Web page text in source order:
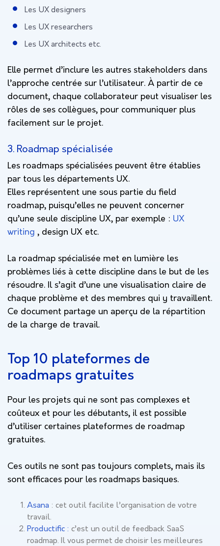
Les UX designers
Les UX researchers
Les UX architects etc.
Elle permet d’inclure les autres stakeholders dans
l’approche centrée sur l’utilisateur. À partir de ce
document, chaque collaborateur peut visualiser les
rôles de ses collègues, pour communiquer plus
facilement sur le projet.
3. Roadmap spécialisée
Les roadmaps spécialisées peuvent être établies
par tous les départements UX.
Elles représentent une sous partie du field
roadmap, puisqu’elles ne peuvent concerner
qu’une seule discipline UX, par exemple : UX
writing , design UX etc.
La roadmap spécialisée met en lumière les
problèmes liés à cette discipline dans le but de les
résoudre. Il s’agit d’une une visualisation claire de
chaque problème et des membres qui y travaillent.
Ce document partage un aperçu de la répartition
de la charge de travail.
Top 10 plateformes de
roadmaps gratuites
Pour les projets qui ne sont pas complexes et
coûteux et pour les débutants, il est possible
d’utiliser certaines plateformes de roadmap
gratuites.
Ces outils ne sont pas toujours complets, mais ils
sont efficaces pour les roadmaps basiques.
Asana : cet outil facilite l’organisation de votre
travail.
Productific : c’est un outil de feedback SaaS
roadmap. Il vous permet de choisir les meilleures